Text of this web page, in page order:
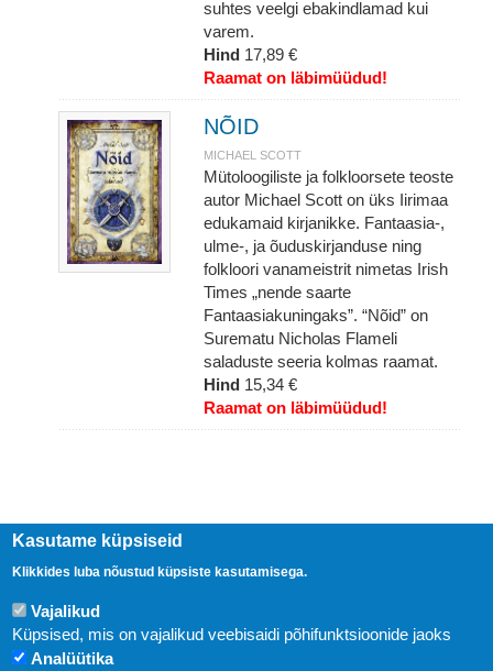
suhtes veelgi ebakindlamad kui
varem.
Hind 17,89 €
Raamat on läbimüüdud!
NÕID
MICHAEL SCOTT
Mütoloogiliste ja folkloorsete teoste
autor Michael Scott on üks Iirimaa
edukamaid kirjanikke. Fantaasia-,
ulme-, ja õuduskirjanduse ning
folkloori vanameistrit nimetas Irish
Times „nende saarte
Fantaasiakuningaks”. “Nõid” on
Surematu Nicholas Flameli
saladuste seeria kolmas raamat.
Hind 15,34 €
Raamat on läbimüüdud!
Kasutame küpsiseid
Klikkides luba nõustud küpsiste kasutamisega.
Vajalikud
Küpsised, mis on vajalikud veebisaidi põhifunktsioonide jaoks
Analüütika